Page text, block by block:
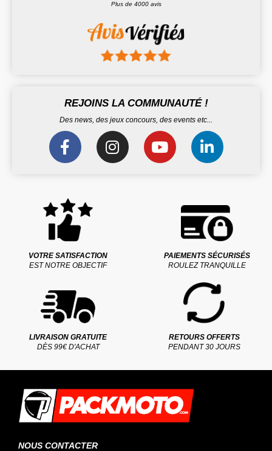
Plus de 4000 avis
REJOINS LA COMMUNAUTÉ !
Des news, des jeux concours, des events etc...
VOTRE SATISFACTION
EST NOTRE OBJECTIF
PAIEMENTS SÉCURISÉS
ROULEZ TRANQUILLE
LIVRAISON GRATUITE
DÈS 99€ D'ACHAT
RETOURS OFFERTS
PENDANT 30 JOURS
NOUS CONTACTER